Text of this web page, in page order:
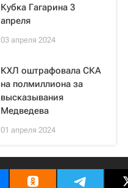
Кубка Гагарина 3
апреля
03 апреля 2024
КХЛ оштрафовала СКА
на полмиллиона за
высказывания
Медведева
01 апреля 2024